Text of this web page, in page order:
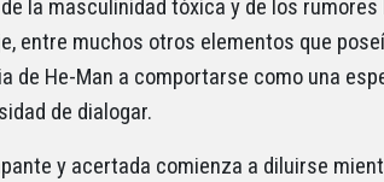
la masculinidad tóxica y de los
entre muchos otros elementos que
de He-Man a comportarse como una
de dialogar.
y acertada comienza a diluirse